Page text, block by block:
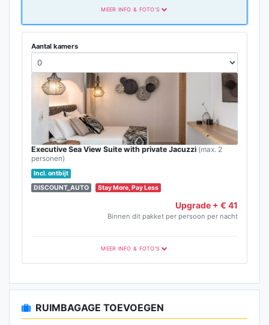
MEER INFO & FOTO'S
Aantal kamers
Executive Sea View Suite with private Jacuzzi (max. 2
personen)
Incl. ontbijt
DISCOUNT_AUTO
Stay More, Pay Less
Upgrade + € 41
Binnen dit pakket per persoon per nacht
MEER INFO & FOTO'S
RUIMBAGAGE TOEVOEGEN